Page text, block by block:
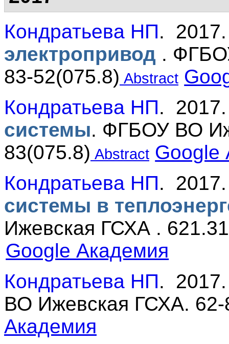
Кондратьева НП.
электропривод .
83-52(075.8) Abstract
Кондратьева НП.
системы. ФГБОУ ВО
83(075.8) Abstract Google
Кондратьева НП.
системы в
Ижевская ГСХА .
Google Академия
Кондратьева НП.
ВО Ижевская ГСХА. 62-
Академия